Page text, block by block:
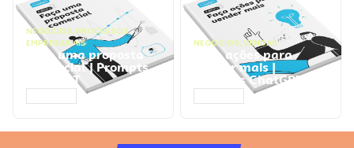
NEGÓCIOS, PROCESSOS
EMPRESARIAIS
Faça uma proposta
comercial | Prompts
ChatGPT
NEGÓCIOS, VENDAS
Faça ações para
vender mais |
Prompts ChatGPT